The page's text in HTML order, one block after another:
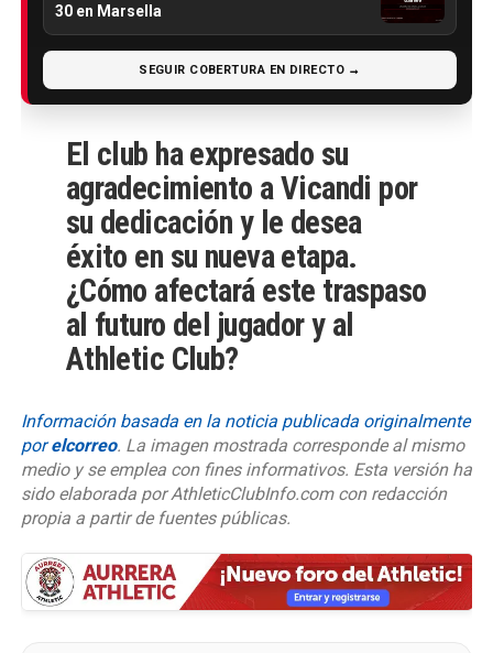
30 en Marsella
SEGUIR COBERTURA EN DIRECTO →
El club ha expresado su
agradecimiento a Vicandi por
su dedicación y le desea
éxito en su nueva etapa.
¿Cómo afectará este traspaso
al futuro del jugador y al
Athletic Club?
Información basada en la noticia publicada originalmente
porelcorreo. La imagen mostrada corresponde al mismo
medio y se emplea con fines informativos. Esta versión ha
sido elaborada por AthleticClubInfo.com con redacción
propia a partir de fuentes públicas.